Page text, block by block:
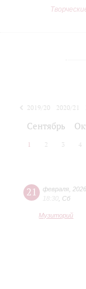
2019/20 2020/21
Сентябрь
1 2 3 4
21 февраля 2026
18:30 Сб
Музиторий